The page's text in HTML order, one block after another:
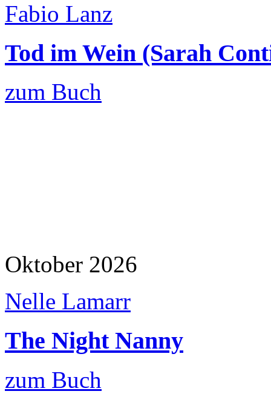
Fabio Lanz
Tod im Wein (Sarah
zum Buch
Oktober 2026
Nelle Lamarr
The Night Nanny
zum Buch